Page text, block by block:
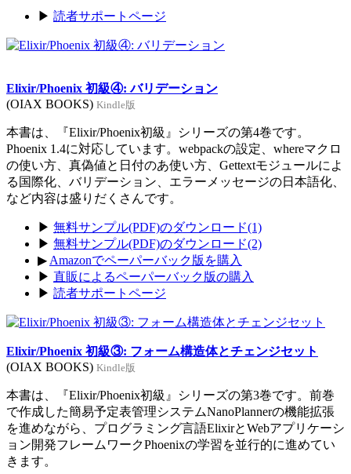
▶ 読者サポートページ
Elixir/Phoenix 初級④: バリデーション
(OIAX BOOKS) Kindle版
本書は、『Elixir/Phoenix初級』シリーズの第4巻です。
Phoenix 1.4に対応しています。webpackの設定、whereマクロ
の使い方、真偽値と日付のあ使い方、Gettextモジュールによ
る国際化、バリデーション、エラーメッセージの日本語化、
など内容は盛りだくさんです。
▶ 無料サンプル(PDF)のダウンロード(1)
▶ 無料サンプル(PDF)のダウンロード(2)
▶ Amazonでペーパーバック版を購入
▶ 直販によるペーパーバック版の購入
▶ 読者サポートページ
Elixir/Phoenix 初級③: フォーム構造体とチェンジセット
(OIAX BOOKS) Kindle版
本書は、『Elixir/Phoenix初級』シリーズの第3巻です。前巻
で作成した簡易予定表管理システムNanoPlannerの機能拡張
を進めながら、プログラミング言語ElixirとWebアプリケーシ
ョン開発フレームワークPhoenixの学習を並行的に進めてい
きます。